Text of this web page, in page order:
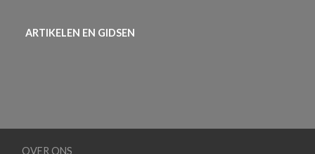
ARTIKELEN EN GIDSEN
OVER ONS